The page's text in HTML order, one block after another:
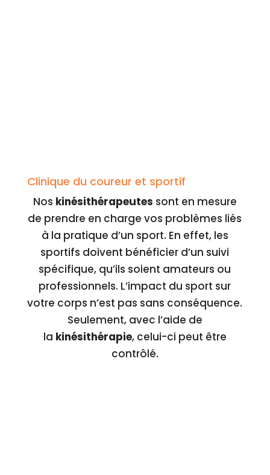
Clinique du coureur et sportif
Nos kinésithérapeutes sont en mesure
de prendre en charge vos problèmes liés
à la pratique d’un sport. En effet, les
sportifs doivent bénéficier d’un suivi
spécifique, qu’ils soient amateurs ou
professionnels. L’impact du sport sur
votre corps n’est pas sans conséquence.
Seulement, avec l’aide de
la kinésithérapie, celui-ci peut être
contrôlé.